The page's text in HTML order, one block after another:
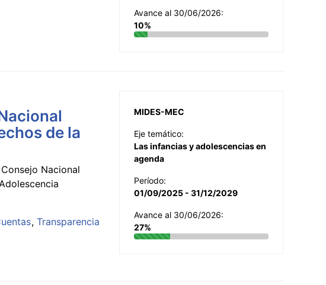
Avance al 30/06/2026:
10%
de la
Nacional
Transparencia
MIDES-MEC
Eje temático:
Las infancias y adolescencias en
agenda
Período:
01/09/2025 - 31/12/2029
Avance al 30/06/2026:
27%